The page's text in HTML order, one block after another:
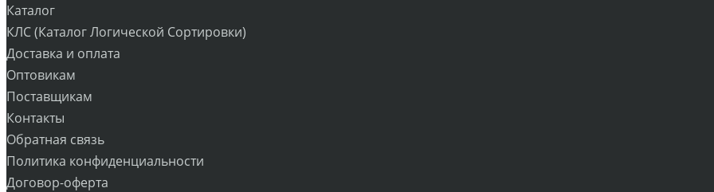
Каталог
КЛС (Каталог Логической Сортировки)
Доставка и оплата
Оптовикам
Поставщикам
Контакты
Обратная связь
Политика конфиденциальности
Договор-оферта